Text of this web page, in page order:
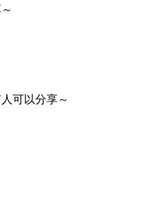
可以分享～